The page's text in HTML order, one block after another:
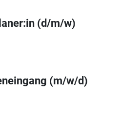
(d/m/w)
(m/w/d)